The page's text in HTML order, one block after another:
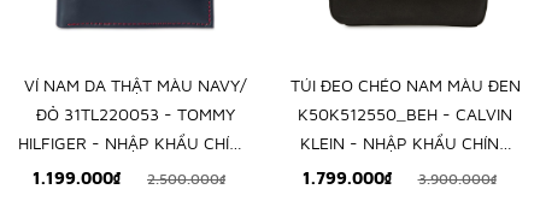
VÍ NAM DA THẬT MÀU NAVY/
ĐỎ 31TL220053 - TOMMY
HILFIGER - NHẬP KHẨU CHÍNH
HÃNG TỪ MỸ
1.199.000₫ 2.500.000₫
TÚI ĐEO CHÉO NAM MÀU ĐEN
K50K512550_BEH - CALVIN
KLEIN - NHẬP KHẨU CHÍNH
HÃNG TỪ Ý
1.799.000₫ 3.900.000₫